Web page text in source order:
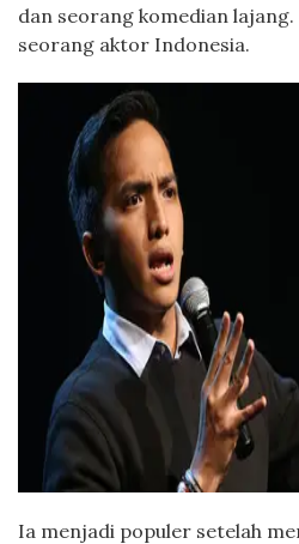
dan seorang komedian lajang.
seorang aktor Indonesia.
Ia menjadi populer setelah